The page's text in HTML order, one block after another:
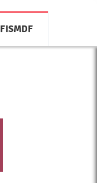
FISMDF